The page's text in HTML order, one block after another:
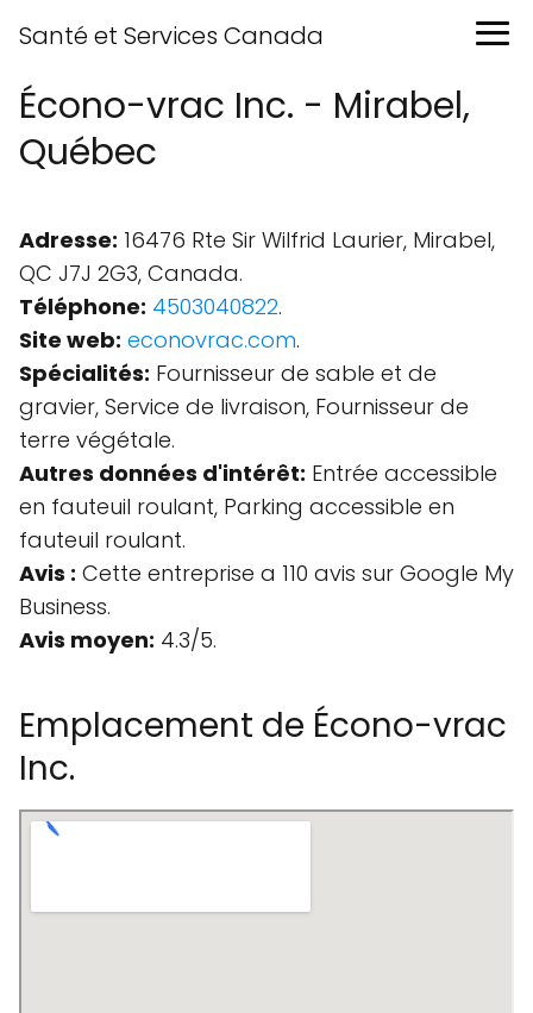
Santé et Services Canada
Écono-vrac Inc. - Mirabel,
Québec
Adresse: 16476 Rte Sir Wilfrid Laurier, Mirabel,
QC J7J 2G3, Canada.
Téléphone: 4503040822.
Site web: econovrac.com.
Spécialités: Fournisseur de sable et de
gravier, Service de livraison, Fournisseur de
terre végétale.
Autres données d'intérêt: Entrée accessible
en fauteuil roulant, Parking accessible en
fauteuil roulant.
Avis : Cette entreprise a 110 avis sur Google My
Business.
Avis moyen: 4.3/5.
Emplacement de Écono-vrac
Inc.